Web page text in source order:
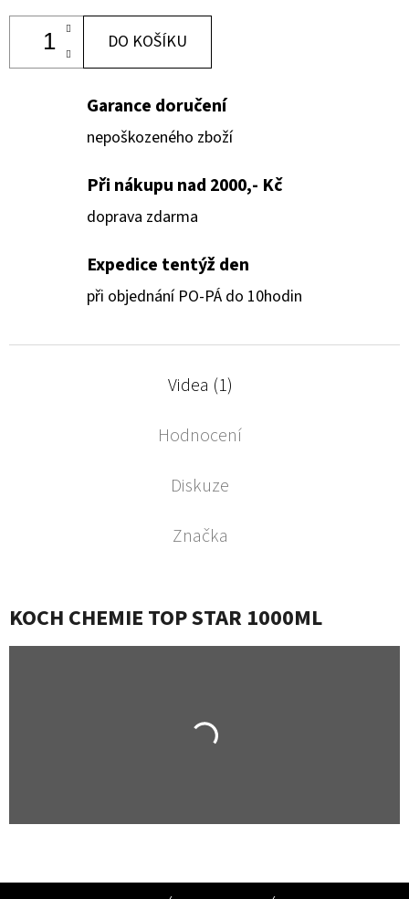
DO KOŠÍKU
Garance doručení
nepoškozeného zboží
Při nákupu nad 2000,- Kč
doprava zdarma
Expedice tentýž den
při objednání PO-PÁ do 10hodin
Videa (1)
Hodnocení
Diskuze
Značka
KOCH CHEMIE TOP STAR 1000ML